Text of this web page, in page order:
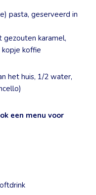
pasta, geserveerd in
gezouten karamel,
koffie
het huis, 1/2 water,
een menu voor